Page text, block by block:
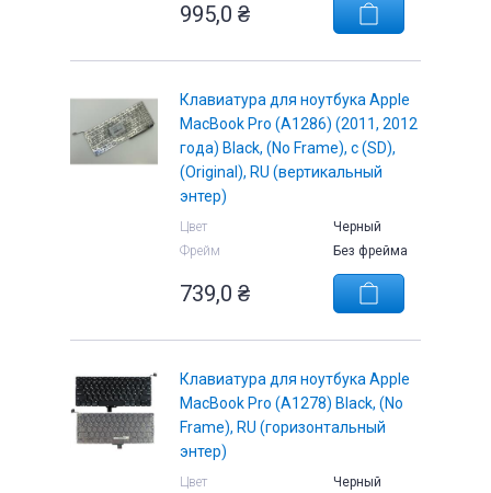
995,0 ₴
Клавиатура для ноутбука Apple
MacBook Pro (A1286) (2011, 2012
года) Black, (No Frame), с (SD),
(Original), RU (вертикальный
энтер)
Цвет
Черный
Фрейм
Без фрейма
739,0 ₴
Клавиатура для ноутбука Apple
MacBook Pro (A1278) Black, (No
Frame), RU (горизонтальный
энтер)
Цвет
Черный